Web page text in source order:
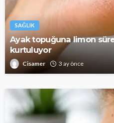
SAĞLIK
Ayak topuğuna limon
kurtuluyor
Cisamer 3 ay önce